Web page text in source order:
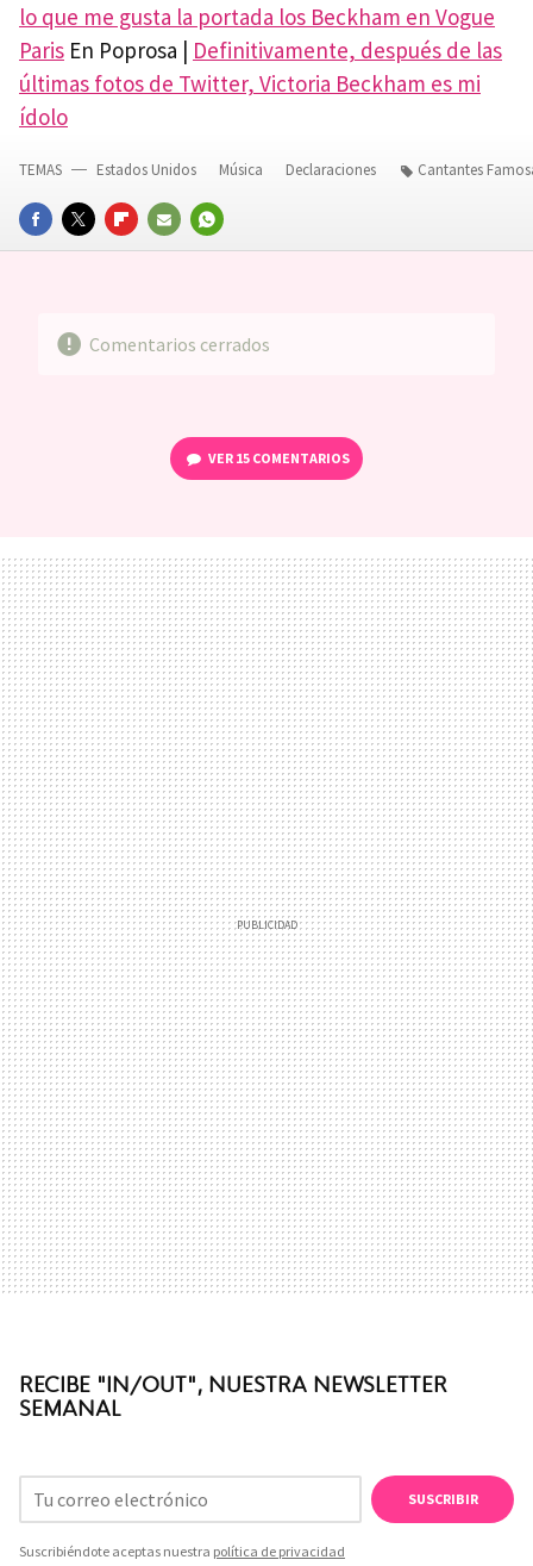
lo que me gusta la portada los Beckham en Vogue
Paris En Poprosa | Definitivamente, después de las
últimas fotos de Twitter, Victoria Beckham es mi
ídolo
FACEBOOKTWITTERFLIPBOARD
E-
WHATSAPP
TEMAS Estados Unidos Música Declaraciones Cantantes
Comentarios cerrados
VER 15 COMENTARIOS
RECIBE "IN/OUT", NUESTRA NEWSLETTER
SEMANAL
SUSCRIBIR
Suscribiéndote aceptas nuestra política de privacidad